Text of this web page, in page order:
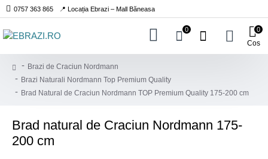
0757 363 865 📍 Locația Ebrazi – Mall Băneasa
0
Cos
0
Brazi de Craciun Nordmann
Brazi Naturali Nordmann Top Premium Quality
Brad Natural de Craciun Nordmann TOP Premium Quality 175-200 cm
Brad natural de Craciun Nordmann 175-
200 cm